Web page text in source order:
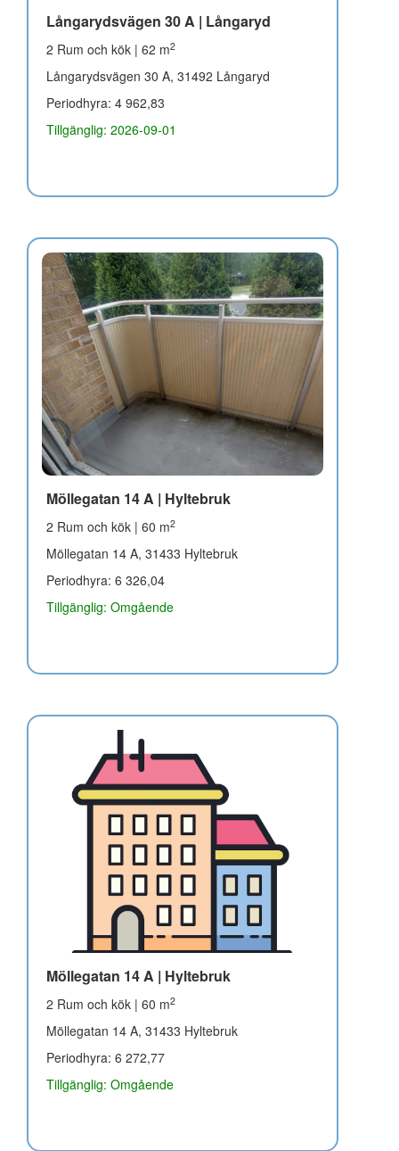
Långarydsvägen 30 A | Långaryd
2 Rum och kök | 62 m2
Långarydsvägen 30 A, 31492 Långaryd
Periodhyra: 4 962,83
Tillgänglig: 2026-09-01
Möllegatan 14 A | Hyltebruk
2 Rum och kök | 60 m2
Möllegatan 14 A, 31433 Hyltebruk
Periodhyra: 6 326,04
Tillgänglig: Omgående
Möllegatan 14 A | Hyltebruk
2 Rum och kök | 60 m2
Möllegatan 14 A, 31433 Hyltebruk
Periodhyra: 6 272,77
Tillgänglig: Omgående